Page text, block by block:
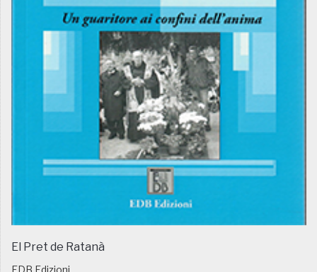
El Pret de Ratanà
EDB Edizioni